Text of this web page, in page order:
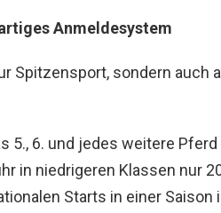
Anmeldesystem
Spitzensport, sondern auch
5., 6. und jedes weitere
in niedrigeren Klassen nur
Starts in einer Saison